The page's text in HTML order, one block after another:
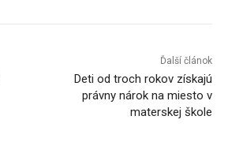
Ďalší článok
Deti od troch rokov získajú
právny nárok na miesto v
materskej škole